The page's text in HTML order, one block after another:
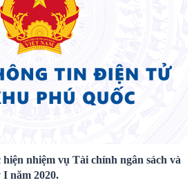
nhiệm vụ Tài chính ngân sách và
năm 2020.